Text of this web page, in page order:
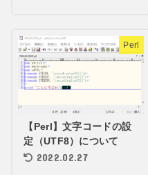
Perl
【Perl】文字コードの設
定（UTF8）について
2022.02.27